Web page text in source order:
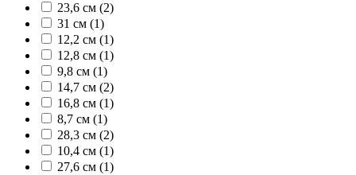
23,6 см (2)
31 см (1)
12,2 см (1)
12,8 см (1)
9,8 см (1)
14,7 см (2)
16,8 см (1)
8,7 см (1)
28,3 см (2)
10,4 см (1)
27,6 см (1)